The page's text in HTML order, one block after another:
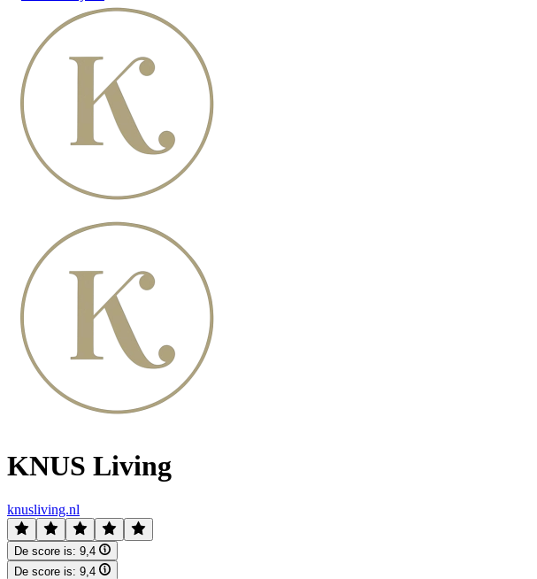
KNUS Living
knusliving.nl
De score is: 9,4
De score is: 9,4